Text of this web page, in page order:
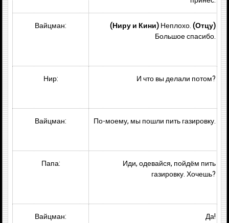
Вайцман: (Ниру и Кини)Неплохо.(Отцу)
Большое спасибо.
Нир: И что вы делали потом?
Вайцман: По-моему, мы пошли пить газировку.
Папа:
Иди, одевайся, пойдём пить
газировку. Хочешь?
Вайцман: Да!